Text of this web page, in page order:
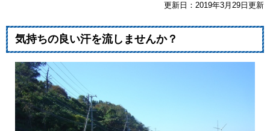
更新日：2019年3月29日更新
気持ちの良い汗を流しませんか？